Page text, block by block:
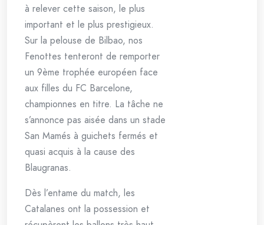
à relever cette saison, le plus
important et le plus prestigieux.
Sur la pelouse de Bilbao, nos
Fenottes tenteront de remporter
un 9ème trophée européen face
aux filles du FC Barcelone,
championnes en titre. La tâche ne
s’annonce pas aisée dans un stade
San Mamés à guichets fermés et
quasi acquis à la cause des
Blaugranas.
Dès l’entame du match, les
Catalanes ont la possession et